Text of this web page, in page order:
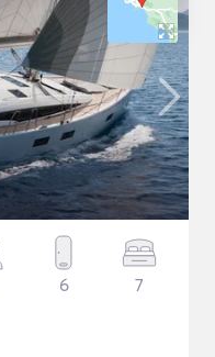
6 7